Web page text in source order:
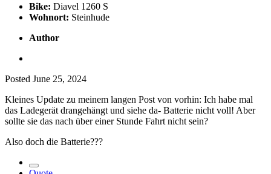
Bike: Diavel 1260 S
Wohnort: Steinhude
Author
Posted June 25, 2024
Kleines Update zu meinem langen Post von vorhin: Ich habe mal
das Ladegerät drangehängt und siehe da- Batterie nicht voll! Aber
sollte sie das nach über einer Stunde Fahrt nicht sein?
Also doch die Batterie???